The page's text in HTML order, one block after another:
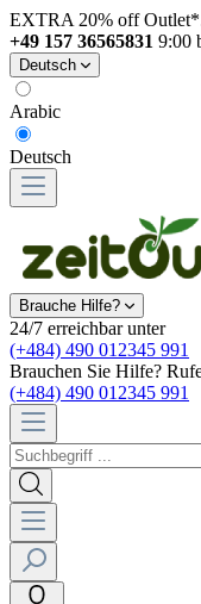
EXTRA 20% off
+49 157 36565831 9:00
Deutsch
Arabic
Deutsch
Brauche Hilfe?
24/7 erreichbar unter
(+484) 490 012345 991
Brauchen Sie Hilfe?
(+484) 490 012345 991